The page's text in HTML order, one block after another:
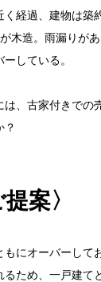
く経過、建物は築
木造。雨漏りが
している。
は、古家付きでの
？
案〉
もにオーバーして
ため、一戸建て